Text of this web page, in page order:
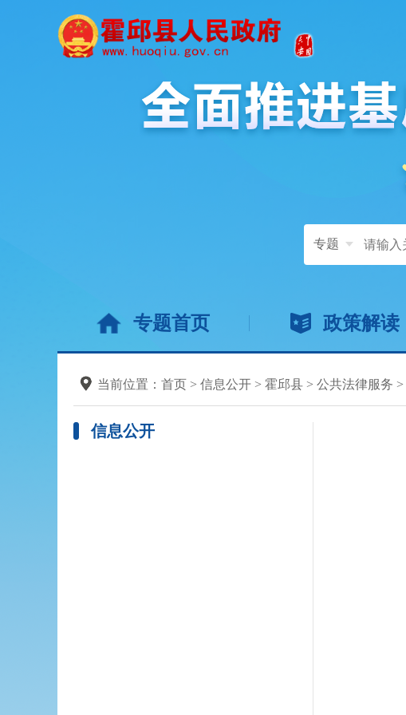
专题
专题首页 政策解读
当前位置： 首页 > 信息公开 > 霍邱县 > 公共法律服务 >
信息公开